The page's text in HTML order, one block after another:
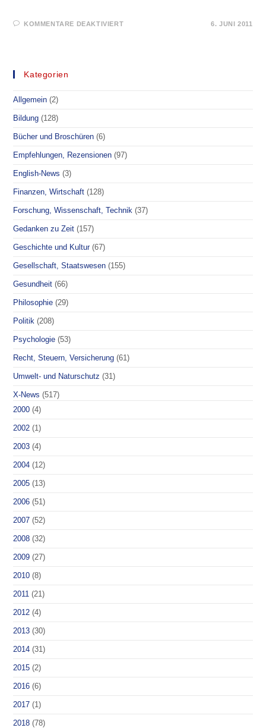
KOMMENTARE DEAKTIVIERTFÜR
6. JUNI 2011
Kategorien
Allgemein (2)
Bildung (128)
Bücher und Broschüren (6)
Empfehlungen, Rezensionen (97)
English-News (3)
Finanzen, Wirtschaft (128)
Forschung, Wissenschaft, Technik (37)
Gedanken zu Zeit (157)
Geschichte und Kultur (67)
Gesellschaft, Staatswesen (155)
Gesundheit (66)
Philosophie (29)
Politik (208)
Psychologie (53)
Recht, Steuern, Versicherung (61)
Umwelt- und Naturschutz (31)
X-News (517)
2000 (4)
2002 (1)
2003 (4)
2004 (12)
2005 (13)
2006 (51)
2007 (52)
2008 (32)
2009 (27)
2010 (8)
2011 (21)
2012 (4)
2013 (30)
2014 (31)
2015 (2)
2016 (6)
2017 (1)
2018 (78)